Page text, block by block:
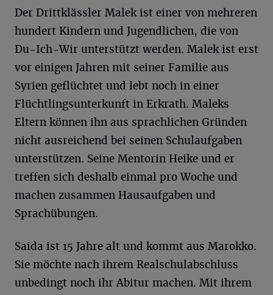
Der Drittklässler Malek ist einer von mehreren
hundert Kindern und Jugendlichen, die von
Du-Ich-Wir unterstützt werden. Malek ist erst
vor einigen Jahren mit seiner Familie aus
Syrien geflüchtet und lebt noch in einer
Flüchtlingsunterkunft in Erkrath. Maleks
Eltern können ihn aus sprachlichen Gründen
nicht ausreichend bei seinen Schulaufgaben
unterstützen. Seine Mentorin Heike und er
treffen sich deshalb einmal pro Woche und
machen zusammen Hausaufgaben und
Sprachübungen.
Saida ist 15 Jahre alt und kommt aus Marokko.
Sie möchte nach ihrem Realschulabschluss
unbedingt noch ihr Abitur machen. Mit ihrem